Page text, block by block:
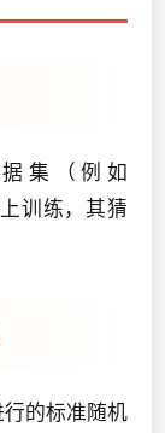
集（例如
训练，其猜
行的标准随机